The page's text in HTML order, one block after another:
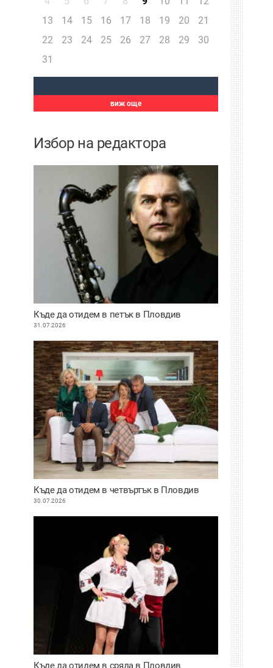
13
14 15 16 17 18 19 20
21
22
23 24 25 26 27 28 29
30
31
виж още
Избор на редактора
Къде да отидем в петък в Пловдив
31.07.2026
Къде да отидем в четвъртък в Пловдив
30.07.2026
Къде да отидем в сряда в Пловдив